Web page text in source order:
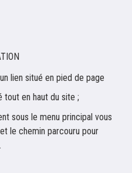
lien situé en pied de page
tout en haut du site ;
sous le menu principal vous
le chemin parcouru pour